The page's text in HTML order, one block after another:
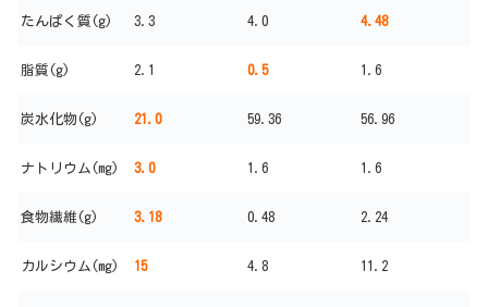
たんぱく質(g) 3.3 4.0 4.48
脂質(g) 2.1 0.5 1.6
炭水化物(g) 21.0 59.36 56.96
ナトリウム(mg) 3.0 1.6 1.6
食物繊維(g) 3.18 0.48 2.24
カルシウム(mg) 15 4.8 11.2